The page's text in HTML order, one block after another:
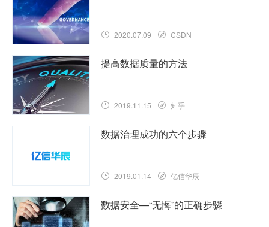
2020.07.09 CSDN
提高数据质量的方法
2019.11.15 知乎
数据治理成功的六个步骤
2019.01.14 亿信华辰
数据安全—“无悔”的正确步骤